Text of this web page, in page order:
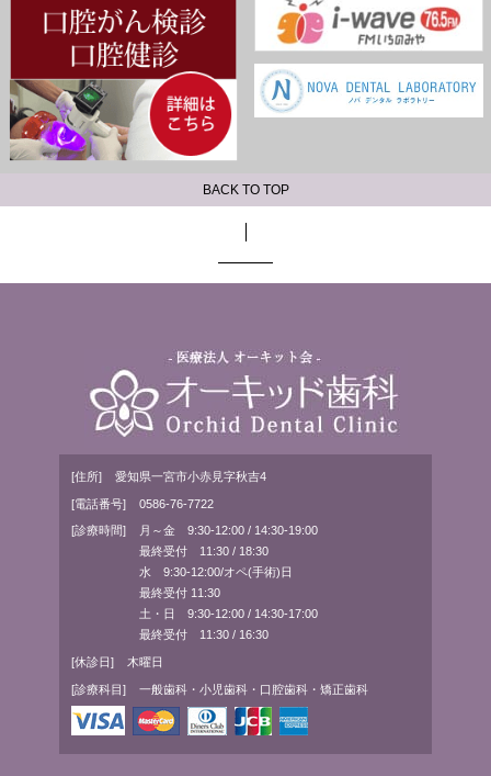
BACK TO TOP
[住所] 愛知県一宮市小赤見字秋吉4
[電話番号] 0586-76-7722
[診療時間]
月～金 9:30-12:00 / 14:30-19:00
最終受付 11:30 / 18:30
水 9:30-12:00/オペ(手術)日
最終受付 11:30
土・日 9:30-12:00 / 14:30-17:00
最終受付 11:30 / 16:30
[休診日] 木曜日
[診療科目] 一般歯科・小児歯科・口腔歯科・矯正歯科